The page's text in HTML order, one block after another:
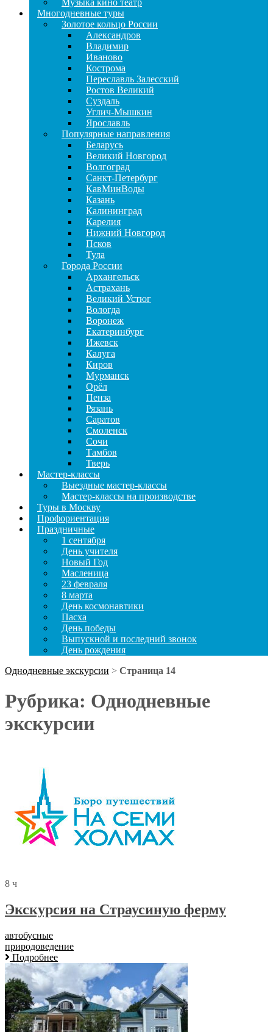
Музыка кино театр
Многодневные туры
Золотое кольцо России
Александров
Владимир
Иваново
Кострома
Переславль Залесский
Ростов Великий
Суздаль
Углич-Мышкин
Ярославль
Популярные направления
Беларусь
Великий Новгород
Волгоград
Санкт-Петербург
КавМинВоды
Казань
Калининград
Карелия
Нижний Новгород
Псков
Тула
Города России
Архангельск
Астрахань
Великий Устюг
Вологда
Воронеж
Екатеринбург
Ижевск
Калуга
Киров
Мурманск
Орёл
Пенза
Рязань
Саратов
Смоленск
Сочи
Тамбов
Тверь
Мастер-классы
Выездные мастер-классы
Мастер-классы на производстве
Туры в Москву
Профориентация
Праздничные
1 сентября
День учителя
Новый Год
Масленица
23 февраля
8 марта
День космонавтики
Пасха
День победы
Выпускной и последний звонок
День рождения
Однодневные экскурсии > Страница 14
Рубрика: Однодневные
экскурсии
8 ч
Экскурсия на Страусиную ферму
автобусные
природоведение
Подробнее